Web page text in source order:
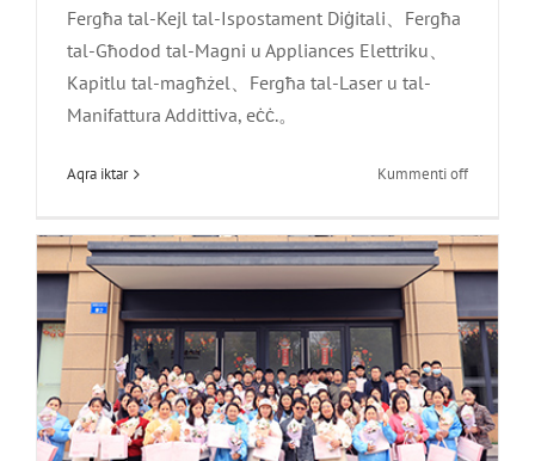
Fergħa tal-Kejl tal-Ispostament Diġitali、Fergħa
tal-Għodod tal-Magni u Appliances Elettriku、
Kapitlu tal-magħżel、Fergħa tal-Laser u tal-
Manifattura Addittiva, eċċ.。
Aqra iktar Kummenti offfuq
dehret
fl-
il
Wirja
tal-
Għodda
tal-
Magni
L-ewwel rumanz esklussiv ta’ Core
Synthesis fir-rebbiegħa|allat：Nixtieq